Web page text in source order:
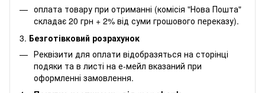
оплата товару при отриманні (комісія "Нова Пошта"
складає 20 грн + 2% від суми грошового переказу).
3. Безготівковий розрахунок
Реквізити для оплати відобразяться на сторінці
подяки та в листі на е-мейл вказаний при
оформленні замовлення.